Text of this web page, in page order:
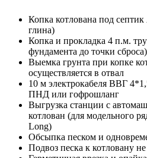
Копка котлована под
глина)
Копка и прокладка 4 п.м.
фундамента до точки сброса)
Выемка грунта при копке
осуществляется в отвал
10 м электрокабеля ВВГ
ПНД или гофрошланг
Выгрузка станции с
котлован (для модельного
Long)
Обсыпка песком и
Подвоз песка к котловану